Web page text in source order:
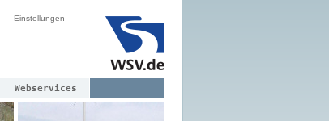
Einstellungen
Webservices